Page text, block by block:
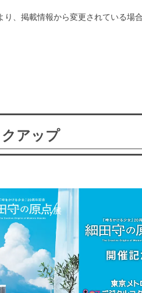
り、掲載情報から変更されている場
アップ